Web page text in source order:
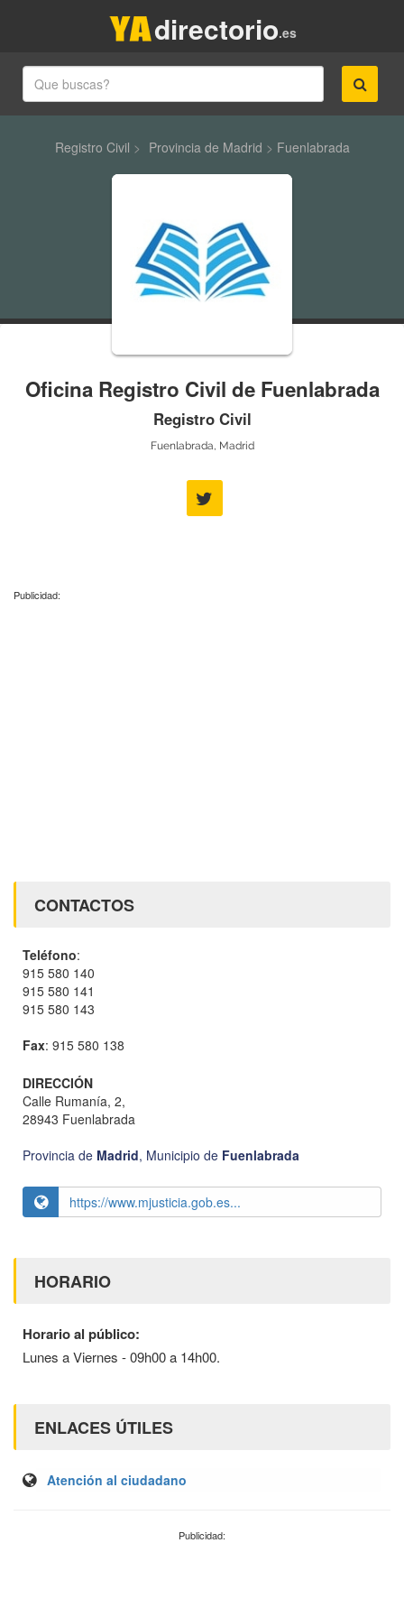
.es
directorio
Registro Civil > Provincia de Madrid > Fuenlabrada
Oficina Registro Civil de Fuenlabrada
Registro Civil
Fuenlabrada, Madrid
Publicidad:
CONTACTOS
Teléfono:
915 580 140
915 580 141
915 580 143
Fax: 915 580 138
DIRECCIÓN
Calle Rumanía, 2,
28943 Fuenlabrada
Provincia de Madrid, Municipio de Fuenlabrada
https://www.mjusticia.gob.es...
HORARIO
Horario al público:
Lunes a Viernes - 09h00 a 14h00.
ENLACES ÚTILES
Atención al ciudadano
Publicidad: